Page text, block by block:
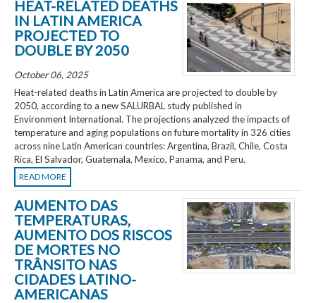
HEAT-RELATED DEATHS
IN LATIN AMERICA
PROJECTED TO
DOUBLE BY 2050
October 06, 2025
Heat-related deaths in Latin America are projected to double by
2050, according to a new SALURBAL study published in
Environment International. The projections analyzed the impacts of
temperature and aging populations on future mortality in 326 cities
across nine Latin American countries: Argentina, Brazil, Chile, Costa
Rica, El Salvador, Guatemala, Mexico, Panama, and Peru.
READ MORE
AUMENTO DAS
TEMPERATURAS,
AUMENTO DOS RISCOS
DE MORTES NO
TRÂNSITO NAS
CIDADES LATINO-
AMERICANAS